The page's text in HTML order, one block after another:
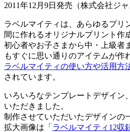
2011年12月9日発売（株式会社ジャ
ラベルマイティは、あらゆるプリ
間に作れるオリジナルプリント作
初心者やお子さまから中・上級者
もすぐに思い通りのアイテムが作
ラベルマイティの使い方や活用方
されています。
いろいろなテンプレートデザイン
いただきました。
制作させていただいたデザインの
拡大画像は「 ラベルマイティ12収